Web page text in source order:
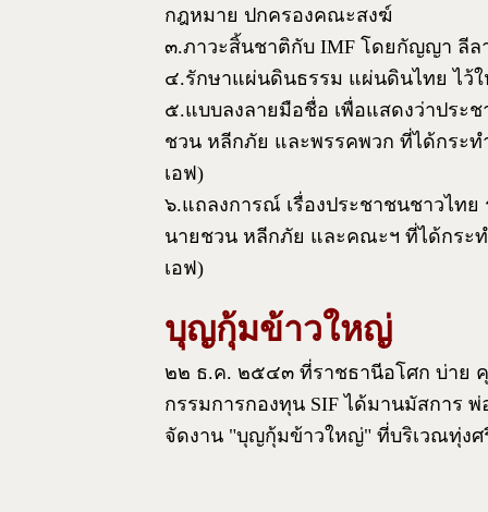
กฎหมาย ปกครองคณะสงฆ์
๓.ภาวะสิ้นชาติกับ IMF โดยกัญญา ลีล
๔.รักษาแผ่นดินธรรม แผ่นดินไทย ไว้
๕.แบบลงลายมือชื่อ เพื่อแสดงว่าประ
ชวน หลีกภัย และพรรคพวก ที่ได้กระท
เอฟ)
๖.แถลงการณ์ เรื่องประชาชนชาวไท
นายชวน หลีกภัย และคณะฯ ที่ได้กระท
เอฟ)
บุญกุ้มข้าวใหญ่
๒๒ ธ.ค. ๒๕๔๓ ที่ราชธานีอโศก บ่าย
กรรมการกองทุน SIF ได้มานมัสการ
จัดงาน "บุญกุ้มข้าวใหญ่" ที่บริเวณทุ่งศ